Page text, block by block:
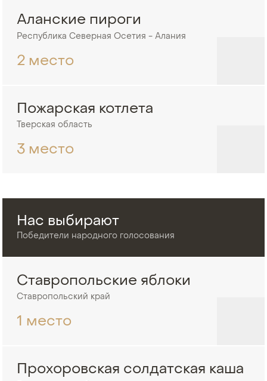
Аланские пироги
Республика Северная Осетия - Алания
2 место
Пожарская котлета
Тверская область
3 место
Нас выбирают
Победители народного голосования
Ставропольские яблоки
Ставропольский край
1 место
Прохоровская солдатская каша